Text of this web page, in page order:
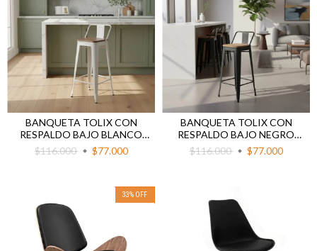
BANQUETA TOLIX CON
RESPALDO BAJO BLANCO
ASIENTO MADERA
$116.000 $77.000
BANQUETA TOLIX CON
RESPALDO BAJO NEGRO
ASIENTO MADERA
$116.000 $77.000
33% OFF